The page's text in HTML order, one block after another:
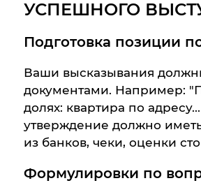
УСПЕШНОГО
Подготовка позиции
Ваши высказывания
документами. Например:
долях: квартира по
утверждение должно
из банков, чеки, оценки
Формулировки по